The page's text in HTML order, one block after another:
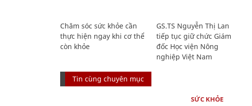
Chăm sóc sức khỏe cần
thực hiện ngay khi cơ thể
còn khỏe
GS.TS Nguyễn Thị Lan
tiếp tục giữ chức Giám
đốc Học viện Nông
nghiệp Việt Nam
Tin cùng chuyên mục
SỨC KHỎE